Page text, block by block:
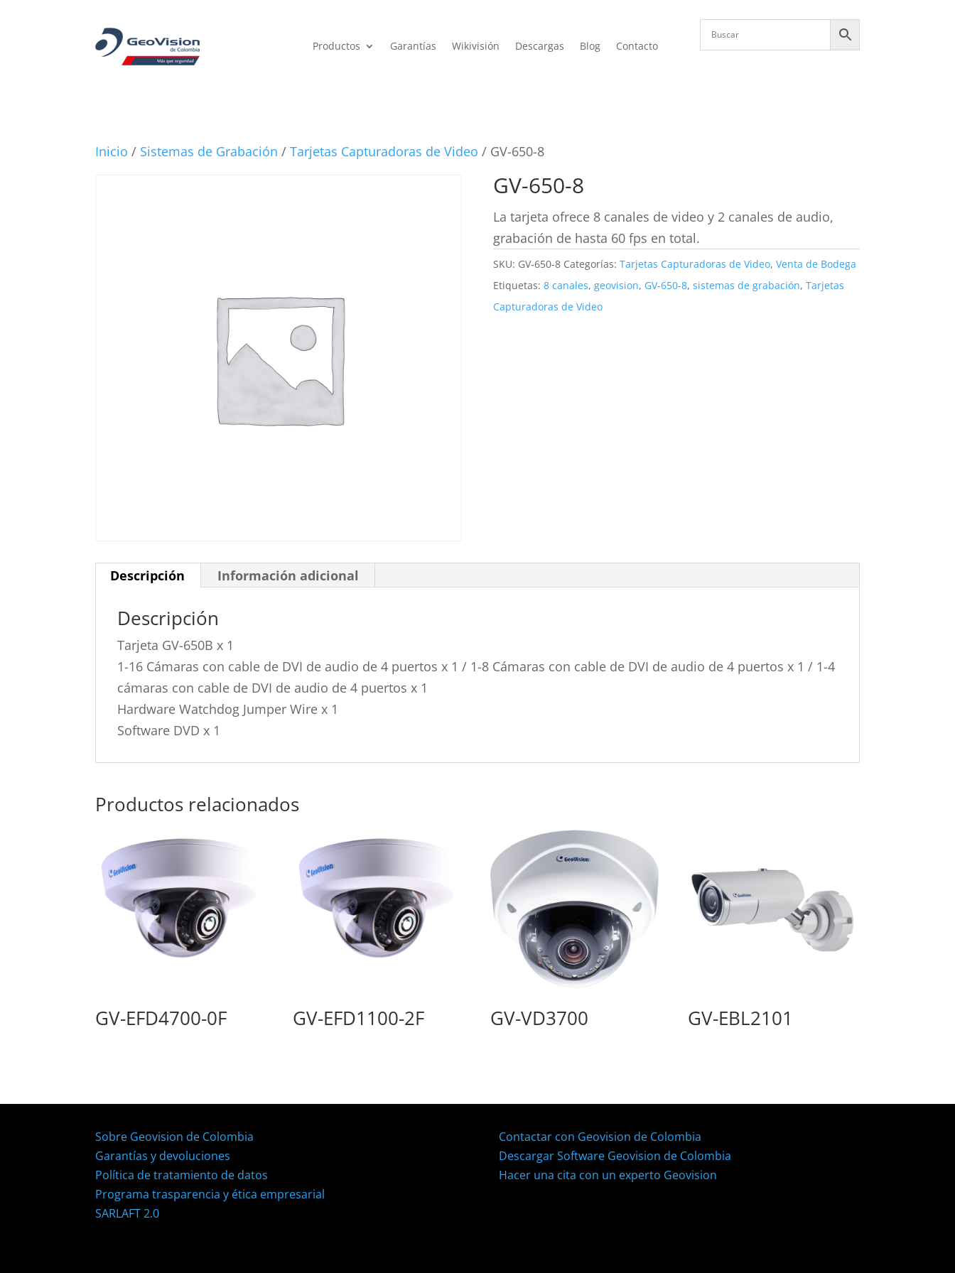
Productos Garantías Wikivisión Descargas Blog Contacto
Inicio / Sistemas de Grabación /Tarjetas Capturadoras de Video / GV-650-8
GV-650-8
La tarjeta ofrece 8 canales de video y 2 canales de audio,
grabación de hasta 60 fps en total.
SKU: GV-650-8 Categorías: Tarjetas Capturadoras de Video, Venta de Bodega
Etiquetas: 8 canales, geovision, GV-650-8, sistemas de grabación, Tarjetas
Capturadoras de Video
Descripción Información adicional
Descripción
Tarjeta GV-650B x 1
1-16 Cámaras con cable de DVI de audio de 4 puertos x 1 / 1-8 Cámaras con cable de DVI de audio de 4 puertos x 1 / 1-4
cámaras con cable de DVI de audio de 4 puertos x 1
Hardware Watchdog Jumper Wire x 1
Software DVD x 1
Productos relacionados
GV-EFD4700-0F GV-EFD1100-2F GV-VD3700 GV-EBL2101
Sobre Geovision de Colombia
Garantías y devoluciones
Política de tratamiento de datos
Programa trasparencia y ética empresarial
SARLAFT 2.0
Contactar con Geovision de Colombia
Descargar Software Geovision de Colombia
Hacer una cita con un experto Geovision